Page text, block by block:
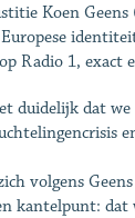
Koen
Radio 1, exact
duidelijk dat
volgens
kantelpunt: dat